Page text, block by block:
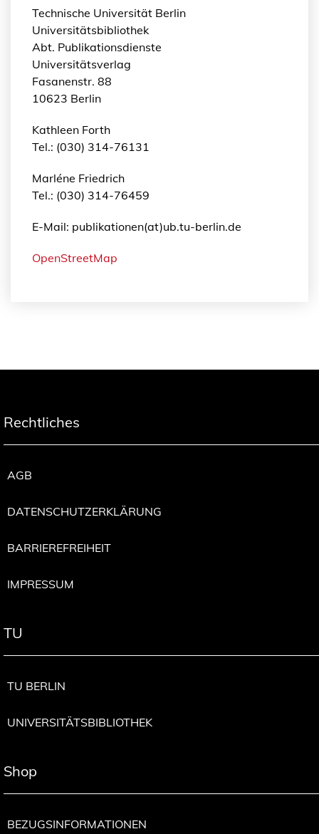
Technische Universität Berlin
Universitätsbibliothek
Abt. Publikationsdienste
Universitätsverlag
Fasanenstr. 88
10623 Berlin
Kathleen Forth
Tel.: (030) 314-76131
Marléne Friedrich
Tel.: (030) 314-76459
E-Mail: publikationen(at)ub.tu-berlin.de
OpenStreetMap
Rechtliches
AGB
DATENSCHUTZERKLÄRUNG
BARRIEREFREIHEIT
IMPRESSUM
TU
TU BERLIN
UNIVERSITÄTSBIBLIOTHEK
Shop
BEZUGSINFORMATIONEN